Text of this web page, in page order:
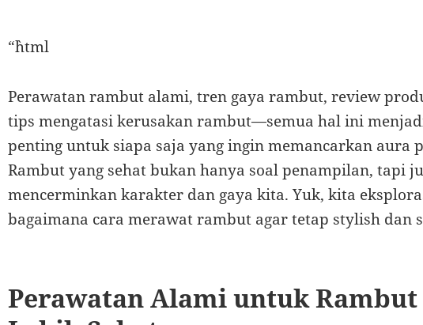
“`html
Perawatan rambut alami, tren gaya rambut, review
tips mengatasi kerusakan rambut—semua hal ini
penting untuk siapa saja yang ingin memancarkan aura
Rambut yang sehat bukan hanya soal penampilan, tapi
mencerminkan karakter dan gaya kita. Yuk, kita
bagaimana cara merawat rambut agar tetap stylish dan
Perawatan Alami untuk Rambut